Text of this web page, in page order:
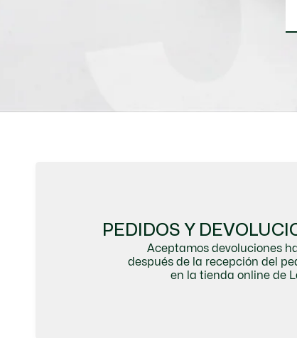
PEDIDOS Y
Aceptamos devoluciones
después de la recepción del
en la tienda online de